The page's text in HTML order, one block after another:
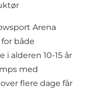
Arena
både
i alderen 10-15 år
med
flere dage får